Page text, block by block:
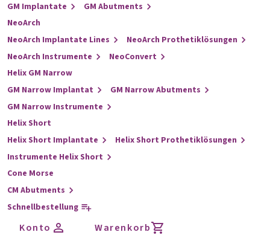
GM Implantate
GM Abutments
NeoArch
NeoArch Implantate Lines
NeoArch Prothetiklösungen
NeoArch Instrumente
NeoConvert
Helix GM Narrow
GM Narrow Implantat
GM Narrow Abutments
GM Narrow Instrumente
Helix Short
Helix Short Implantate
Helix Short Prothetiklösungen
Instrumente Helix Short
Cone Morse
CM Abutments
Schnellbestellung
Konto Warenkorb